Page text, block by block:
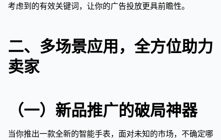
考虑到的有效关键词，让你的广告投放更具前瞻性。
二、多场景应用，全方位助力
卖家
（一）新品推广的破局神器
当你推出一款全新的智能手表，面对未知的市场，不确定哪